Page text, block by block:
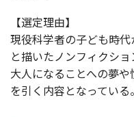
【選定理由】
現役科学者の子ども時
と描いたノンフィクショ
大人になることへの夢
を引く内容となっている。